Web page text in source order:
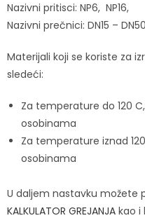
Nazivni pritisci: NP6, NP16,
Nazivni prečnici: DN15 –
Materijali koji se koriste za
sledeći:
Za temperature do 120
osobinama
Za temperature iznad
osobinama
U daljem nastavku možete
KALKULATOR GREJANJA kao i